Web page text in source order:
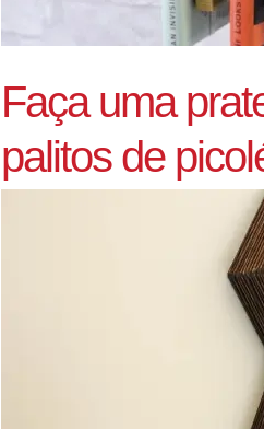
Faça uma
palitos de